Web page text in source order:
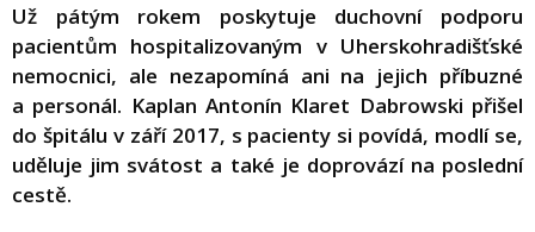
Už pátým rokem poskytuje duchovní podporu
pacientům hospitalizovaným v Uherskohradišťské
nemocnici, ale nezapomíná ani na jejich příbuzné
a personál. Kaplan Antonín Klaret Dabrowski přišel
do špitálu v září 2017, s pacienty si povídá, modlí se,
uděluje jim svátost a také je doprovází na poslední
cestě.